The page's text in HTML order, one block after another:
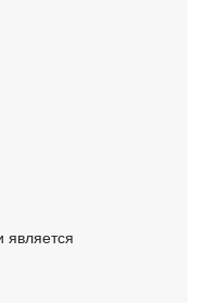
является